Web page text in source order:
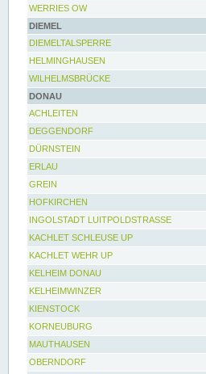
WERRIES OW
DIEMEL
DIEMELTALSPERRE
HELMINGHAUSEN
WILHELMSBRÜCKE
DONAU
ACHLEITEN
DEGGENDORF
DÜRNSTEIN
ERLAU
GREIN
HOFKIRCHEN
INGOLSTADT LUITPOLDSTRASSE
KACHLET SCHLEUSE UP
KACHLET WEHR UP
KELHEIM DONAU
KELHEIMWINZER
KIENSTOCK
KORNEUBURG
MAUTHAUSEN
OBERNDORF